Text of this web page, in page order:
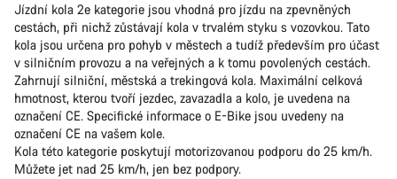
Jízdní kola 2e kategorie jsou vhodná pro jízdu na zpevněných
cestách, při nichž zůstávají kola v trvalém styku s vozovkou. Tato
kola jsou určena pro pohyb v městech a tudíž především pro účast
v silničním provozu a na veřejných a k tomu povolených cestách.
Zahrnují silniční, městská a trekingová kola. Maximální celková
hmotnost, kterou tvoří jezdec, zavazadla a kolo, je uvedena na
označení CE. Specifické informace o E-Bike jsou uvedeny na
označení CE na vašem kole.
Kola této kategorie poskytují motorizovanou podporu do 25 km/h.
Můžete jet nad 25 km/h, jen bez podpory.